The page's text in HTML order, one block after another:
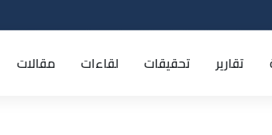
تقارير تحقيقات لقاءات مقالات